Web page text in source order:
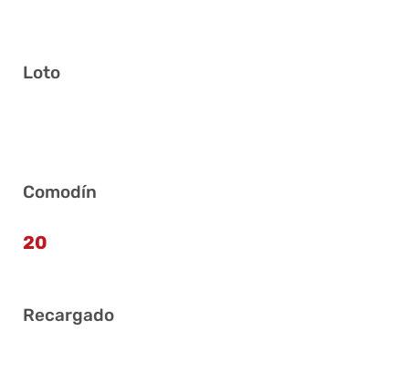
Loto
Comodín
20
Recargado